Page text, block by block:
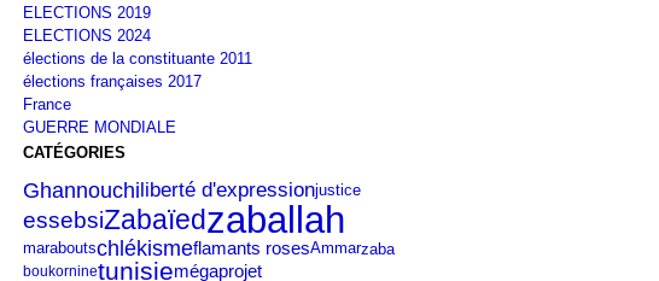
ELECTIONS 2019
ELECTIONS 2024
élections de la constituante 2011
élections françaises 2017
France
GUERRE MONDIALE
CATÉGORIES
Ghannouchiliberté d'expressionjustice
essebsiZabaïedzaballah
maraboutschlékismeflamants rosesAmmarzaba
boukorninetunisiemégaprojet